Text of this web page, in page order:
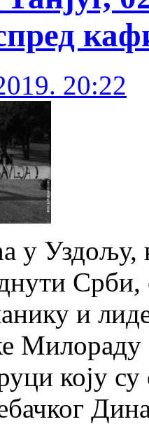
20:22
у Уздољу,
Срби,
и
коју